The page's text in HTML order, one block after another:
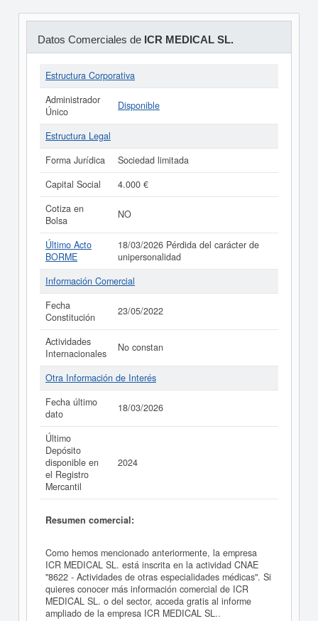
Datos Comerciales de ICR MEDICAL SL.
Estructura Corporativa
Administrador
Único
Disponible
Estructura Legal
Forma Jurídica
Sociedad limitada
Capital Social
4.000 €
Cotiza en
Bolsa
NO
Último Acto
BORME
18/03/2026 Pérdida del carácter de
unipersonalidad
Información Comercial
Fecha
Constitución
23/05/2022
Actividades
Internacionales
No constan
Otra Información de Interés
Fecha último
dato
18/03/2026
Último
Depósito
disponible en
el Registro
Mercantil
2024
Resumen comercial:
Como hemos mencionado anteriormente, la empresa
ICR MEDICAL SL. está inscrita en la actividad CNAE
"8622 - Actividades de otras especialidades médicas". Si
quieres conocer más información comercial de ICR
MEDICAL SL. o del sector, acceda gratis al informe
ampliado de la empresa ICR MEDICAL SL..